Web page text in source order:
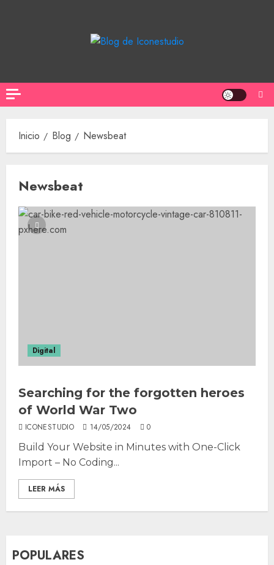
Inicio Blog Newsbeat
Newsbeat
Digital
Searching for the forgotten heroes
of World War Two
ICONESTUDIO 14/05/2024 0
Build Your Website in Minutes with One-Click
Import – No Coding...
LEER MÁS
POPULARES